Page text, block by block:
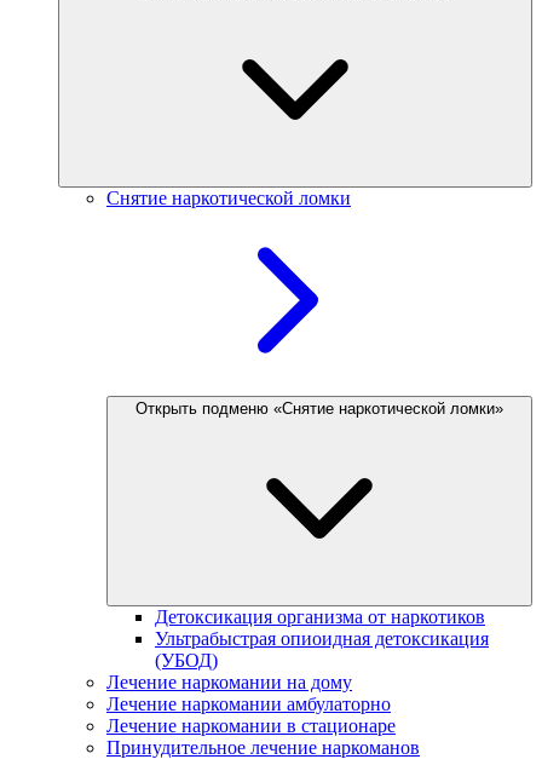
Снятие наркотической ломки
Открыть подменю «Снятие наркотической ломки»
Детоксикация организма от наркотиков
Ультрабыстрая опиоидная детоксикация
(УБОД)
Лечение наркомании на дому
Лечение наркомании амбулаторно
Лечение наркомании в стационаре
Принудительное лечение наркоманов